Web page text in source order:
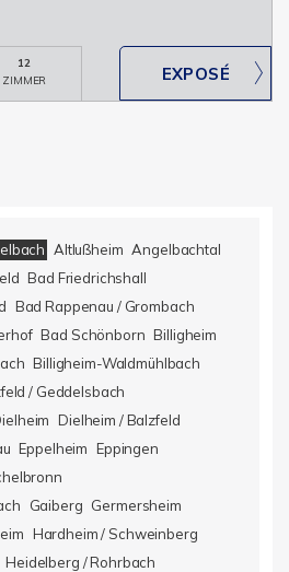
12
ZIMMER
Altlußheim Angelbachtal
Bad Friedrichshall
Bad Rappenau / Grombach
Bad Schönborn Billigheim
Billigheim-Waldmühlbach
/ Geddelsbach
Dielheim / Balzfeld
Eppelheim Eppingen
Gaiberg Germersheim
Hardheim / Schweinberg
Heidelberg / Rohrbach